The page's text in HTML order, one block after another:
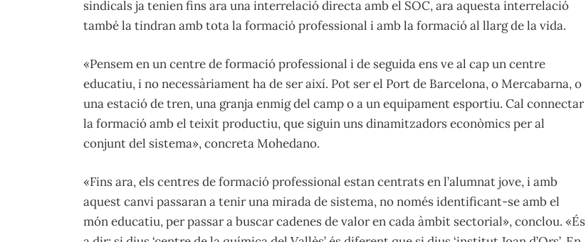
sindicals ja tenien fins ara una interrelació directa amb el SOC, ara aquesta interrelació
també la tindran amb tota la formació professional i amb la formació al llarg de la vida.
«Pensem en un centre de formació professional i de seguida ens ve al cap un centre
educatiu, i no necessàriament ha de ser així. Pot ser el Port de Barcelona, o Mercabarna, o
una estació de tren, una granja enmig del camp o a un equipament esportiu. Cal connectar
la formació amb el teixit productiu, que siguin uns dinamitzadors econòmics per al
conjunt del sistema», concreta Mohedano.
«Fins ara, els centres de formació professional estan centrats en l’alumnat jove, i amb
aquest canvi passaran a tenir una mirada de sistema, no només identificant-se amb el
món educatiu, per passar a buscar cadenes de valor en cada àmbit sectorial», conclou. «És